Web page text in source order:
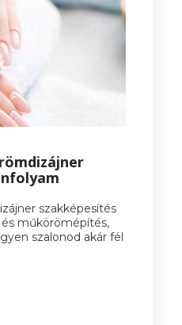
szakképesítés
műkörömépítés,
szalonod akár fél